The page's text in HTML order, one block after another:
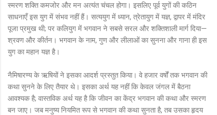
स्मरण शक्ति कमजोर और मन अत्यंत चंचल होगा। इसलिए पूर्व युगों की कठिन
साधनाएँ इस युग में संभव नहीं हैं। सत्ययुग में ध्यान, त्रेतायुग में यज्ञ, द्वापर में मंदिर
पूजा प्रमुख थी; पर कलियुग में भगवान ने सबसे सरल और शक्तिशाली मार्ग दिया—
श्रवण और कीर्तन। भगवान के नाम, गुण और लीलाओं का सुनना और गाना ही इस
युग का महान यज्ञ है।
नैमिषारण्य के ऋषियों ने इसका आदर्श प्रस्तुत किया। वे हजार वर्षों तक भगवान की
कथा सुनने के लिए तैयार थे। इसका अर्थ यह नहीं कि केवल जंगल में बैठना
आवश्यक है; वास्तविक अर्थ यह है कि जीवन का केंद्र भगवान की कथा और स्मरण
बन जाए। जब मनुष्य नियमित रूप से भगवान की कथा सुनता है, तब उसका हृदय